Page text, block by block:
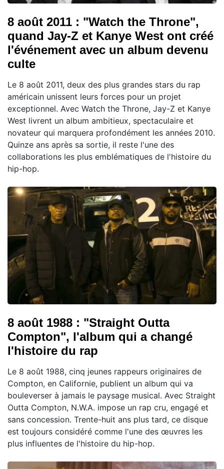
8 août 2011 : "Watch the Throne",
quand Jay-Z et Kanye West ont créé
l'événement avec un album devenu
culte
Le 8 août 2011, deux des plus grandes stars du rap
américain unissent leurs forces pour un projet
exceptionnel. Avec Watch the Throne, Jay-Z et Kanye
West livrent un album ambitieux, spectaculaire et
novateur qui marquera profondément les années 2010.
Quinze ans après sa sortie, il reste l'une des
collaborations les plus emblématiques de l'histoire du
hip-hop.
8 août 1988 : "Straight Outta
Compton", l'album qui a changé
l'histoire du rap
Le 8 août 1988, cinq jeunes rappeurs originaires de
Compton, en Californie, publient un album qui va
bouleverser à jamais le paysage musical. Avec Straight
Outta Compton, N.W.A. impose un rap cru, engagé et
sans concession. Trente-huit ans plus tard, ce disque
est toujours considéré comme l'une des œuvres les
plus influentes de l'histoire du hip-hop.